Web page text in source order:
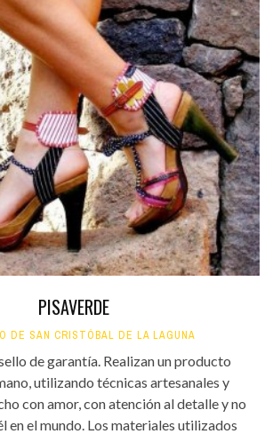
PISAVERDE
DE SAN CRISTÓBAL DE LA LAGUNA
de garantía. Realizan un producto
utilizando técnicas artesanales y
con amor, con atención al detalle y no
en el mundo. Los materiales utilizados